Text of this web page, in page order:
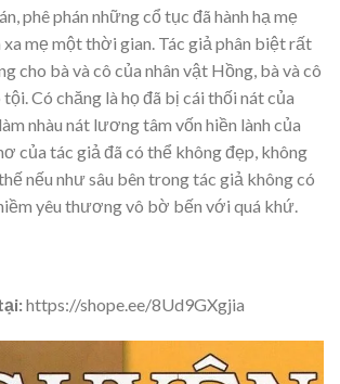
phê phán những cổ tục đã hành hạ mẹ
xa mẹ một thời gian. Tác giả phân biệt rất
cho bà và cô của nhân vật Hồng, bà và cô
Có chăng là họ đã bị cái thối nát của
nhàu nát lương tâm vốn hiền lành của
của tác giả đã có thể không đẹp, không
nếu như sâu bên trong tác giả không có
yêu thương vô bờ bến với quá khứ.
https://shope.ee/8Ud9GXgjia